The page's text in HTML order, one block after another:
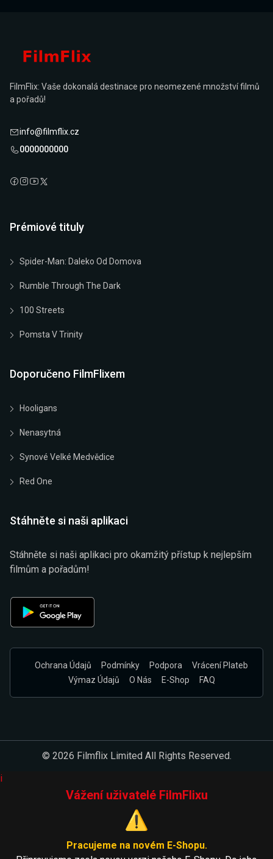
FilmFlix: Vaše dokonalá destinace pro neomezené množství filmů
a pořadů!
info@filmflix.cz
0000000000
Prémiové tituly
Spider-Man: Daleko Od Domova
Rumble Through The Dark
100 Streets
Pomsta V Trinity
Doporučeno FilmFlixem
Hooligans
Nenasytná
Synové Velké Medvědice
Red One
Stáhněte si naši aplikaci
Stáhněte si naši aplikaci pro okamžitý přístup k nejlepším
filmům a pořadům!
Ochrana Údajů Podmínky Podpora
Vrácení Plateb
Výmaz Údajů
O Nás E-Shop FAQ
© 2026 Filmflix Limited All Rights Reserved.
i
Vážení uživatelé FilmFlixu
⚠️
Pracujeme na novém E-Shopu.